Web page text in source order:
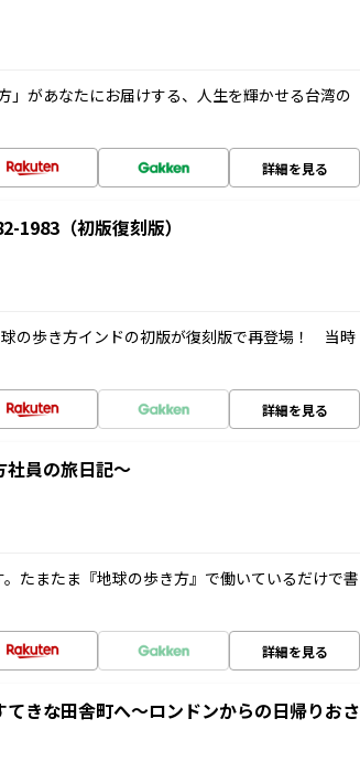
」があなたにお届けする、人生を輝かせる台湾の
詳細を見る
1983（初版復刻版）
の歩き方インドの初版が復刻版で再登場！ 当時
詳細を見る
社員の旅日記～
たまたま『地球の歩き方』で働いているだけで書
詳細を見る
きな田舎町へ～ロンドンからの日帰りおさ